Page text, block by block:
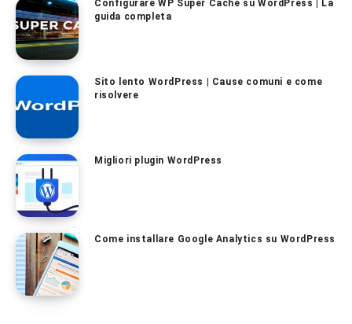
Configurare WP Super Cache su WordPress | La
guida completa
Sito lento WordPress | Cause comuni e come
risolvere
Migliori plugin WordPress
Come installare Google Analytics su WordPress